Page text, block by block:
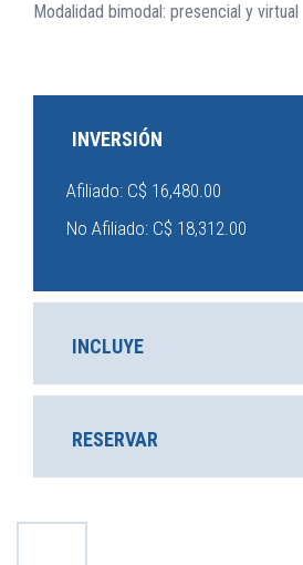
Modalidad bimodal: presencial y virtual
INVERSIÓN
Afiliado: C$ 16,480.00
No Afiliado: C$ 18,312.00
INCLUYE
RESERVAR